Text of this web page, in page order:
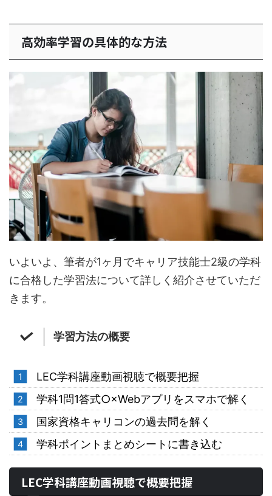
高効率学習の具体的な方法
いよいよ、筆者が1ヶ月でキャリア技能士2級の学科
に合格した学習法について詳しく紹介させていただ
きます。
学習方法の概要
LEC学科講座動画視聴で概要把握
学科1問1答式○×Webアプリをスマホで解く
国家資格キャリコンの過去問を解く
学科ポイントまとめシートに書き込む
LEC学科講座動画視聴で概要把握